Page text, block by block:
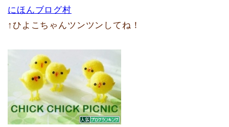
にほんブログ村
↑ひよこちゃんツンツンしてね！